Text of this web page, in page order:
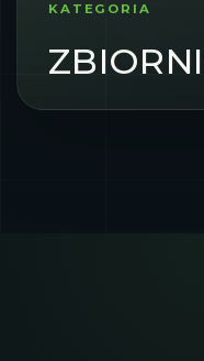
KATEGORIA